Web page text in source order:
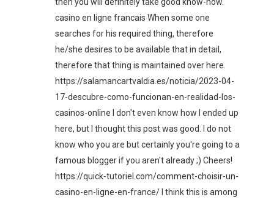
casino en ligne francais When some one
searches for his required thing, therefore
he/she desires to be available that in detail,
therefore that thing is maintained over here.
https://salamancartvaldia.es/noticia/2023-04-
17-descubre-como-funcionan-en-realidad-los-
casinos-online I don't even know how I ended up
here, but I thought this post was good. I do not
know who you are but certainly you're going to a
famous blogger if you aren't already ;) Cheers!
https://quick-tutoriel.com/comment-choisir-un-
casino-en-ligne-en-france/ I think this is among